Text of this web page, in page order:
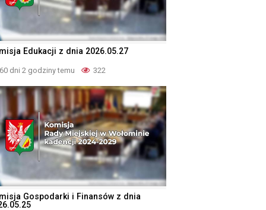
Edukacji z dnia 2026.05.27
60 dni 2 godziny temu 322
Gospodarki i Finansów z dnia